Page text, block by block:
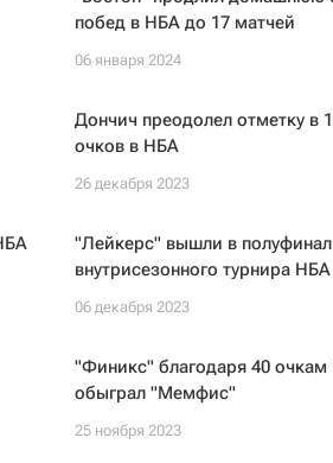
побед в НБА до 17 матчей
06 января 2024
Дончич преодолел отметку в
очков в НБА
26 декабря 2023
"Лейкерс" вышли в полуфинал
внутрисезонного турнира НБА
06 декабря 2023
"Финикс" благодаря 40 очкам
обыграл "Мемфис"
25 ноября 2023